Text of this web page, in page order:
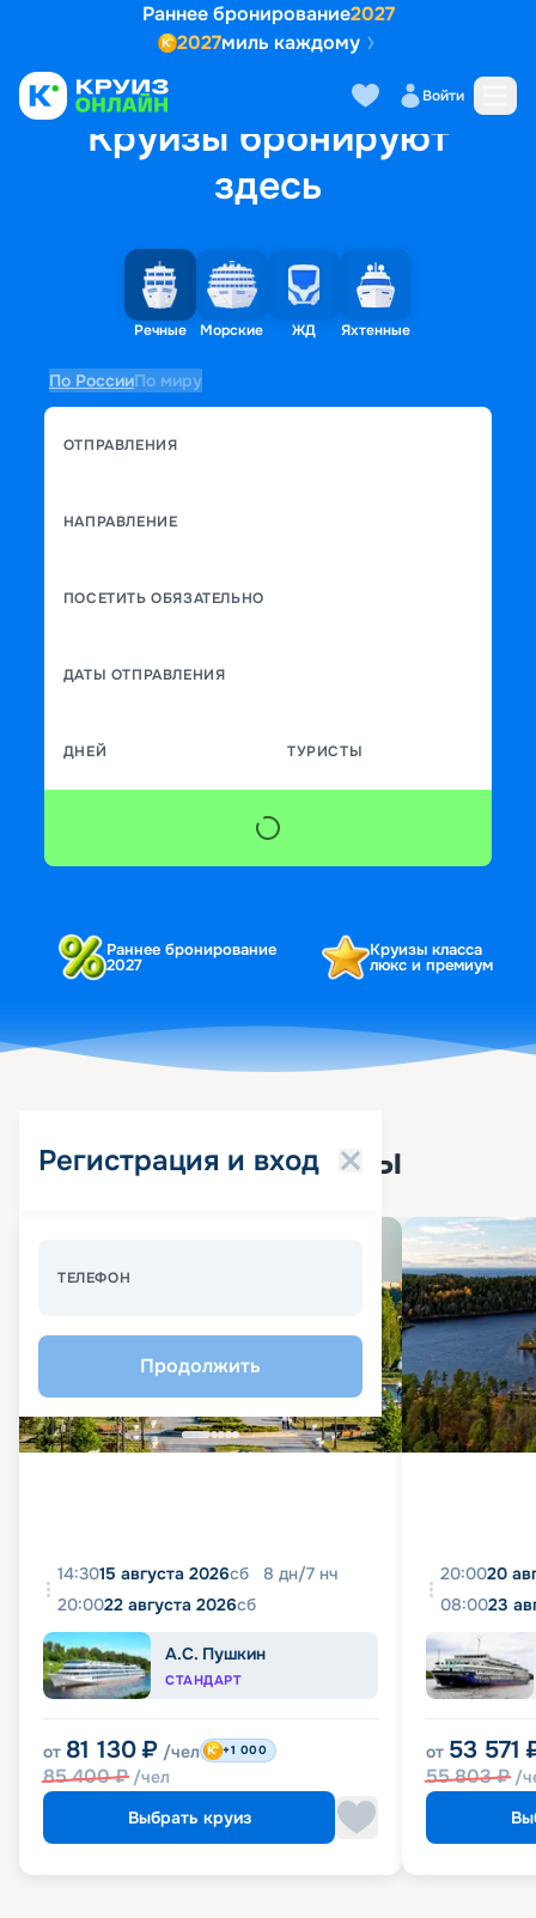
Раннее бронирование2027
2027миль каждому
Войти
Круизы бронируют
здесь
Речные Морские ЖД Яхтенные
По РоссииПо миру
ОТПРАВЛЕНИЯ
НАПРАВЛЕНИЕ
ПОСЕТИТЬ ОБЯЗАТЕЛЬНО
ДАТЫ ОТПРАВЛЕНИЯ
ДНЕЙ ТУРИСТЫ
Раннее бронирование
2027
Круизы класса
люкс и премиум
Регистрация и вход
ТЕЛЕФОН
Продолжить
Популярные круизы
14:3015 августа 2026сб 8 дн/7 нч
20:0022 августа 2026сб
А.С. Пушкин
СТАНДАРТ
от 81 130 ₽ /чел
85 400₽ /чел
+1 000
Выбрать круиз
20:0020
08:0023
от 53 571
55 803₽ /